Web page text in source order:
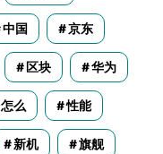
中国 京东
区块 华为
怎么 性能
新机 旗舰